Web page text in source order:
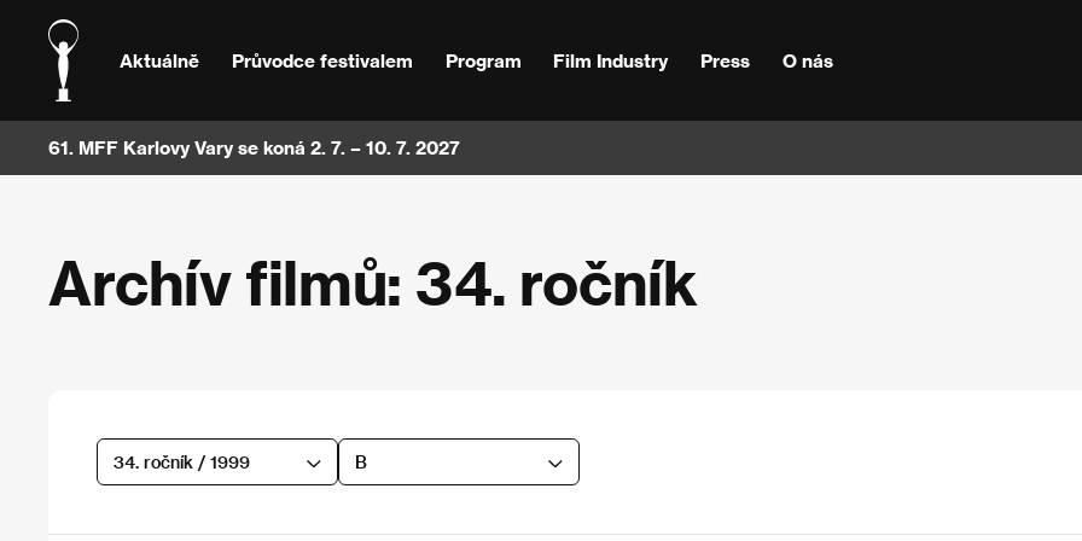
Aktuálně Průvodce festivalem Program Film Industry Press O nás
61. MFF Karlovy Vary se koná 2. 7. – 10. 7. 2027
Archív filmů: 34. ročník
34. ročník / 1999 B